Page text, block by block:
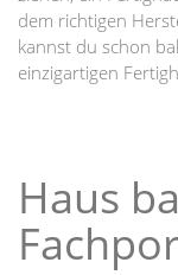
dem richtigen
kannst du schon
einzigartigen
Haus